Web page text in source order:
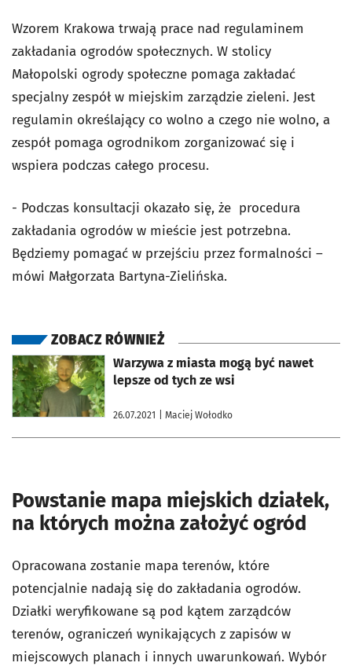
Wzorem Krakowa trwają prace nad regulaminem
zakładania ogrodów społecznych. W stolicy
Małopolski ogrody społeczne pomaga zakładać
specjalny zespół w miejskim zarządzie zieleni. Jest
regulamin określający co wolno a czego nie wolno, a
zespół pomaga ogrodnikom zorganizować się i
wspiera podczas całego procesu.
- Podczas konsultacji okazało się, że procedura
zakładania ogrodów w mieście jest potrzebna.
Będziemy pomagać w przejściu przez formalności –
mówi Małgorzata Bartyna-Zielińska.
ZOBACZ RÓWNIEŻ
Warzywa z miasta mogą być nawet
lepsze od tych ze wsi
26.07.2021 | Maciej Wołodko
otworzy się w nowej karcie
Powstanie mapa miejskich działek,
na których można założyć ogród
Opracowana zostanie mapa terenów, które
potencjalnie nadają się do zakładania ogrodów.
Działki weryfikowane są pod kątem zarządców
terenów, ograniczeń wynikających z zapisów w
miejscowych planach i innych uwarunkowań. Wybór